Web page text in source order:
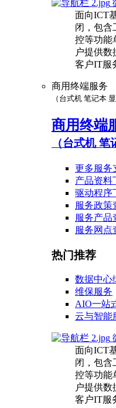
面向ICT
闭，包含
控等功能
户提供
客户IT服
商用终端服务
（台式机 笔记本 显
商用终端
（台式机 笔
更多服务
产品资料
驱动程序
服务政策
服务产品
服务网点
热门推荐
数据中心
维保服务
AIO一站
云与智能
面向ICT
闭，包含
控等功能
户提供
客户IT服